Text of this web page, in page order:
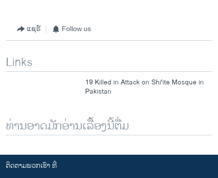
ແຊຣ໌ Follow us
Links
19 Killed in Attack on Shi'ite Mosque in
Pakistan
ທ່ານອາດມັກອ່ານເລື້ອງນີ້ຕື່ມ
ຕິດຕາມພວກເຮົາ ທີ່